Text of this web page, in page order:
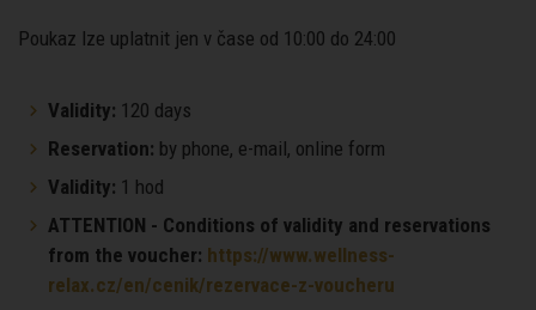
Poukaz lze uplatnit jen v čase od 10:00 do 24:00
Validity: 120 days
Reservation: by phone, e-mail, online form
Validity: 1 hod
ATTENTION - Conditions of validity and reservations
from the voucher: https://www.wellness-
relax.cz/en/cenik/rezervace-z-voucheru